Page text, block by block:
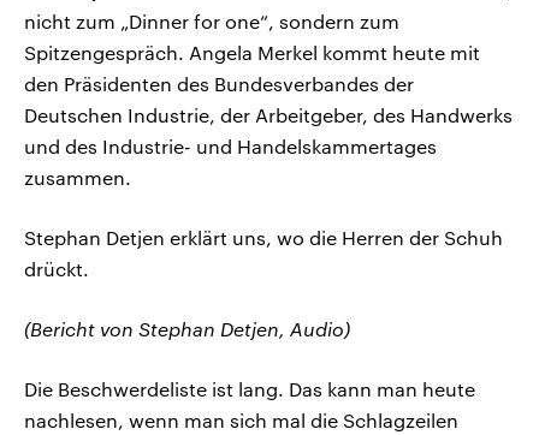
nicht zum „Dinner for one“, sondern zum
Spitzengespräch. Angela Merkel kommt heute mit
den Präsidenten des Bundesverbandes der
Deutschen Industrie, der Arbeitgeber, des Handwerks
und des Industrie- und Handelskammertages
zusammen.
Stephan Detjen erklärt uns, wo die Herren der Schuh
drückt.
(Bericht von Stephan Detjen, Audio)
Die Beschwerdeliste ist lang. Das kann man heute
nachlesen, wenn man sich mal die Schlagzeilen